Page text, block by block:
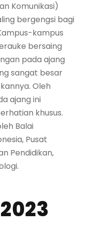
Komunikasi)
bergengsi bagi
kampus
bersaing
pada ajang
sangat besar
Oleh
ajang ini
khusus.
Balai
Pusat
Pendidikan,
.